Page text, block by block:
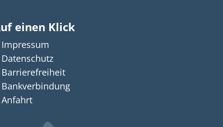
einen Klick
Impressum
Datenschutz
Barrierefreiheit
Bankverbindung
Anfahrt